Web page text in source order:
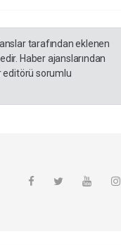
tarafından eklenen
Haber ajanslarından
editörü sorumlu